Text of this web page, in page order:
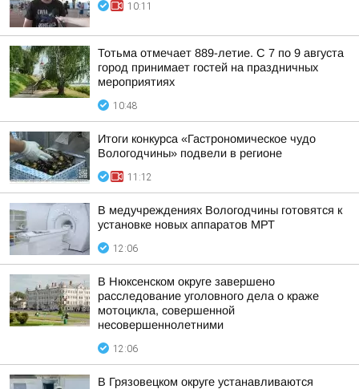
10:11
Тотьма отмечает 889-летие. С 7 по 9 августа
город принимает гостей на праздничных
мероприятиях
10:48
Итоги конкурса «Гастрономическое чудо
Вологодчины» подвели в регионе
11:12
В медучреждениях Вологодчины готовятся к
установке новых аппаратов МРТ
12:06
В Нюксенском округе завершено
расследование уголовного дела о краже
мотоцикла, совершенной
несовершеннолетними
12:06
В Грязовецком округе устанавливаются